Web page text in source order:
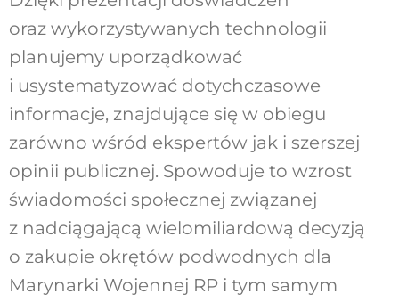
oraz wykorzystywanych technologii
planujemy uporządkować
i usystematyzować dotychczasowe
informacje, znajdujące się w obiegu
zarówno wśród ekspertów jak i szerszej
opinii publicznej. Spowoduje to wzrost
świadomości społecznej związanej
z nadciągającą wielomiliardową decyzją
o zakupie okrętów podwodnych dla
Marynarki Wojennej RP i tym samym